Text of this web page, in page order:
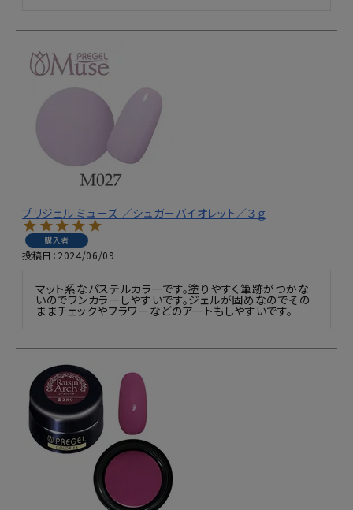
プリジェル ミューズ ／シュガーバイオレット／３ｇ
購入者
投稿日 2024/06/09
マット系なパステルカラーです。塗りやすく筆跡がつかな
いのでワンカラーしやすいです。ジェルが固めなのでその
ままチェックやフラワーなどのアートもしやすいです。